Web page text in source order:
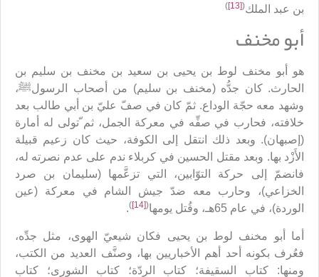
بن عبد الملك(
[13]
)
أبو مخنف
هو أبو مخنف لوط بن يحيى بن سعيد بن مخنف بن سليم بن
الحارث. كان جدُّه (مخنف بن سليم) من أصحاب الرسولﷺ،
وشهد معه حجّة الوداع. ثمّ كان في صفّ عليّ بن أبي طالب بعد
خلافته، فحارب في صفِّه في معركة الجمل، ثم ّتولى له أمارة
(إصبهان). وبعد ذلك انتقل إلى الكوفة، حيث كان زعيم قبيلة
الأَزْد بها. وبعد مقتل الحسين في كربلاء ندم على عدم نصرته له،
فانضمّ إلى حركة التوّابين، التي تزعَّمها (سليمان بن صرد
الخزاعي)، وحارب معه ضدّ جيش الشام في معركة (عين
الوردة)، في عام 65هـ، وقُتل يومها
(
[14]
)
.
أما أبو مخنف لوط بن يحيى فكان شيعيّ الهوى، مثل جدِّه،
فعُرف بكونه أحد أهم الأخباريين بها، وصنَّف العديد من الكتب،
ومنها: كتاب السقيفة؛ كتاب الردّة؛ كتاب الشورى؛ كتاب